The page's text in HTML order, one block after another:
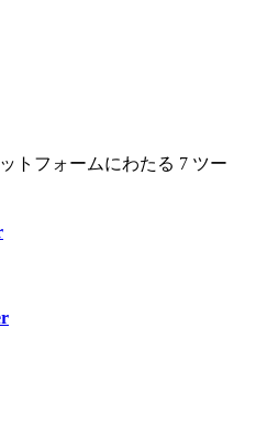
トフォームにわたる 7 ツー